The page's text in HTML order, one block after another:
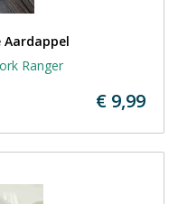
Aardappel
Ranger
€ 9,99